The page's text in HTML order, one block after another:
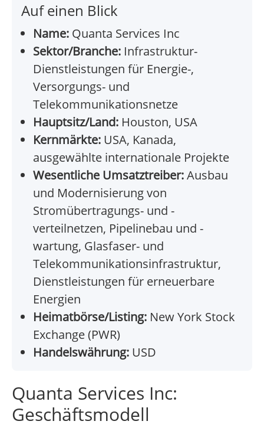
Auf einen Blick
Name: Quanta Services Inc
Sektor/Branche: Infrastruktur-
Dienstleistungen für Energie-,
Versorgungs- und
Telekommunikationsnetze
Hauptsitz/Land: Houston, USA
Kernmärkte: USA, Kanada,
ausgewählte internationale Projekte
Wesentliche Umsatztreiber:Ausbau
und Modernisierung von
Stromübertragungs- und -
verteilnetzen, Pipelinebau und -
wartung, Glasfaser- und
Telekommunikationsinfrastruktur,
Dienstleistungen für erneuerbare
Energien
Heimatbörse/Listing: New York Stock
Exchange (PWR)
Handelswährung: USD
Quanta Services Inc:
Geschäftsmodell